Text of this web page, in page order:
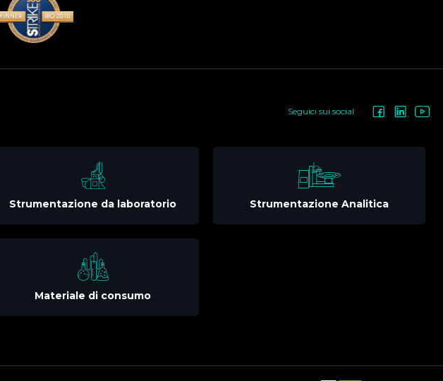
Menu
Seguici sui social
Strumentazione da laboratorio Strumentazione Analitica
Materiale di consumo